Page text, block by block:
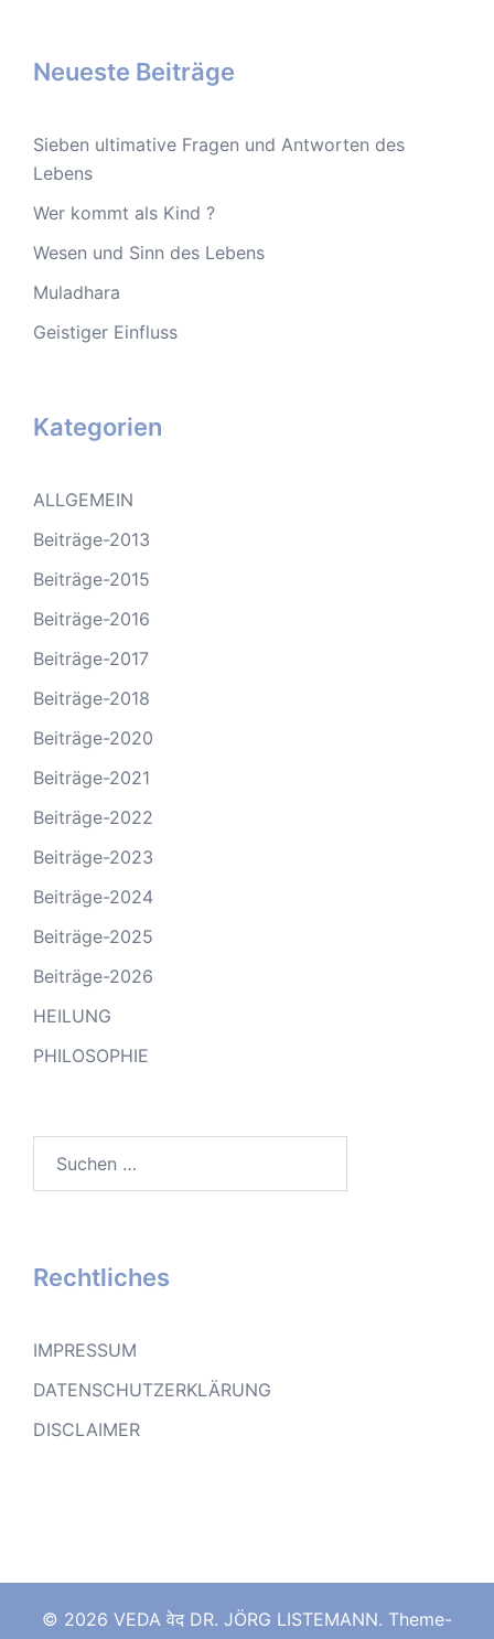
Neueste Beiträge
Sieben ultimative Fragen und Antworten des
Lebens
Wer kommt als Kind ?
Wesen und Sinn des Lebens
Muladhara
Geistiger Einfluss
Kategorien
ALLGEMEIN
Beiträge-2013
Beiträge-2015
Beiträge-2016
Beiträge-2017
Beiträge-2018
Beiträge-2020
Beiträge-2021
Beiträge-2022
Beiträge-2023
Beiträge-2024
Beiträge-2025
Beiträge-2026
HEILUNG
PHILOSOPHIE
Rechtliches
IMPRESSUM
DATENSCHUTZERKLÄRUNG
DISCLAIMER
© 2026 VEDA वेद DR. JÖRG LISTEMANN. Theme-